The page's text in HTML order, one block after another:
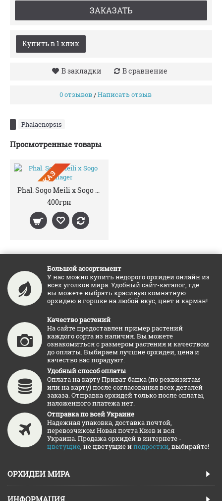
ЗАКАЗАТЬ
Купить в 1 клик
В закладки В сравнение
0 отзывов/Написать отзыв
Phalaenopsis
Просмотренные товары
ПРЕДЗАКАЗ
Phal. Sogo Meili x Sogo Manager
400грн
Большой ассортимент
У нас можно купить недорого орхидеи онлайн из
всех уголков мира. Удобный сайт-каталог, где
вы можете выбрать красивую комнатную
орхидею в горшке на любой вкус, цвет и карман!
Качество растений
На сайте предоставлен пример растений
каждого сорта из наличия. Вы можете
ознакомиться с размером растения и качеством
до оплаты. Выбираем лучшие орхидеи, цена и
качество вас порадуют.
Удобный способ оплаты
Оплата на карту Приват банка (по реквизитам
или на карту) после согласования всех деталей
заказа. Отправка орхидей только после оплаты,
наложенного платежа нет.
Отправка по всей Украине
Надежная упаковка, доставка почтой,
перевозчиком Новая почта Киев и вся
Украина. Продажа орхидей в интернете -
цветущие, не цветущие иподростки, выбирайте!
ОРХИДЕИ МИРА
ИНФОРМАЦИЯ